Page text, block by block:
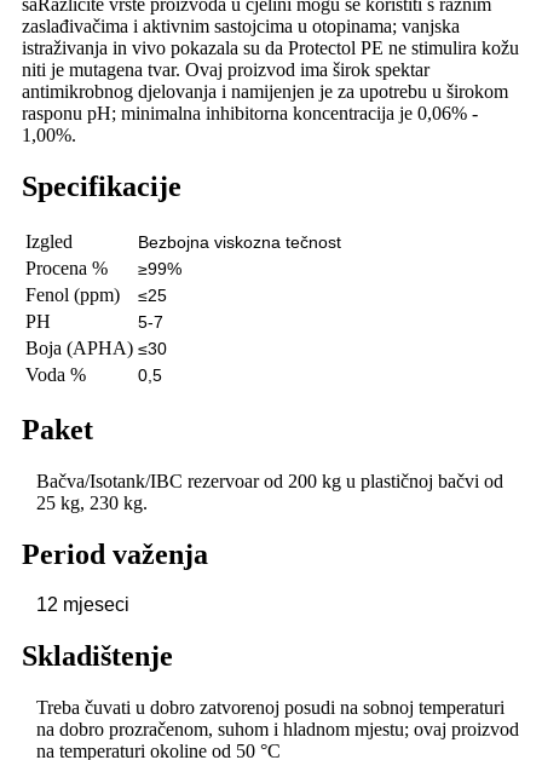
sa Različite vrste proizvoda u cjelini mogu se koristiti s raznim
zaslađivačima i aktivnim sastojcima u otopinama; vanjska
istraživanja in vivo pokazala su da Protectol PE ne stimulira kožu
niti je mutagena tvar. Ovaj proizvod ima širok spektar
antimikrobnog djelovanja i namijenjen je za upotrebu u širokom
rasponu pH; minimalna inhibitorna koncentracija je 0,06% -
1,00%.
Specifikacije
Izgled Bezbojna viskozna tečnost
Procena % ≥99%
Fenol (ppm) ≤25
PH 5-7
Boja (APHA) ≤30
Voda % 0,5
Paket
Bačva/Isotank/IBC rezervoar od 200 kg u plastičnoj bačvi od
25 kg, 230 kg.
Period važenja
12 mjeseci
Skladištenje
Treba čuvati u dobro zatvorenoj posudi na sobnoj temperaturi
na dobro prozračenom, suhom i hladnom mjestu; ovaj proizvod
na temperaturi okoline od 50 °C